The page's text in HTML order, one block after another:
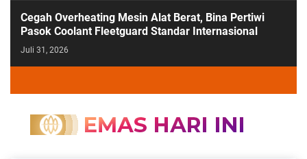
Cegah Overheating Mesin Alat Berat, Bina Pertiwi
Pasok Coolant Fleetguard Standar Internasional
Juli 31, 2026